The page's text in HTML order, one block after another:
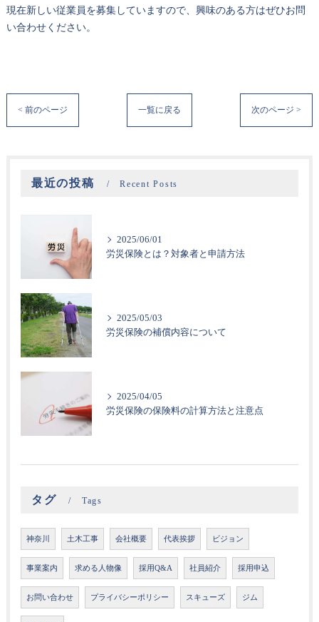
現在新しい従業員を募集していますので、興味のある方はぜひお問
い合わせください。
< 前のページ 一覧に戻る 次のページ >
最近の投稿 Recent Posts
2025/06/01
労災保険とは？対象者と申請方法
2025/05/03
労災保険の補償内容について
2025/04/05
労災保険の保険料の計算方法と注意点
タグ Tags
神奈川 土木工事 会社概要 代表挨拶 ビジョン
事業案内 求める人物像 採用Q&A 社員紹介 採用申込
お問い合わせ プライバシーポリシー スキューズ ジム